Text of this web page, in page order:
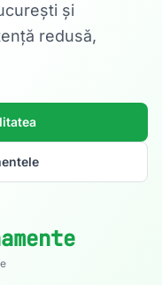
și
redusă,